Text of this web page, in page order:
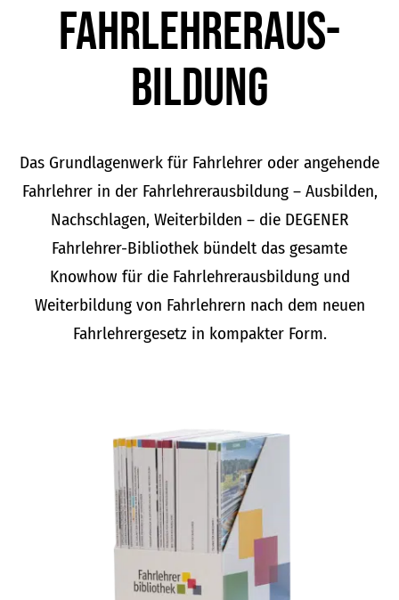
Fahrlehrer­aus­
bildung
Das Grundlagenwerk für Fahrlehrer oder angehende
Fahrlehrer in der Fahrlehrerausbildung – Ausbilden,
Nachschlagen, Weiterbilden – die DEGENER
Fahrlehrer-Bibliothek bündelt das gesamte
Knowhow für die Fahrlehrerausbildung und
Weiterbildung von Fahrlehrern nach dem neuen
Fahrlehrergesetz in kompakter Form.